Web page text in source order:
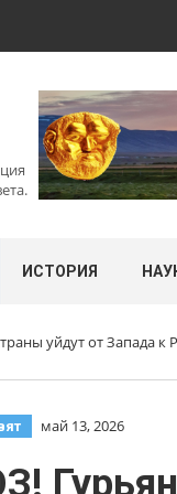
ИСТОРИЯ
уйдут от Запада к
май 13, 2026